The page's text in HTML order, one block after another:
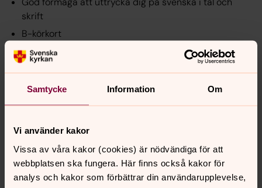
Samtycke Information Om
Vi använder kakor
Vissa av våra kakor (cookies) är nödvändiga för att
webbplatsen ska fungera. Här finns också kakor för
analys och kakor som förbättrar din användarupplevelse,
skrift
B-körkort
Meriterande:
Erfarenhet av att leda gudstjänst
Erfarenhet av administrativt arbete och dokument- och
Anställningsform
Särskild visstidsanställning
Anställningen avslutas